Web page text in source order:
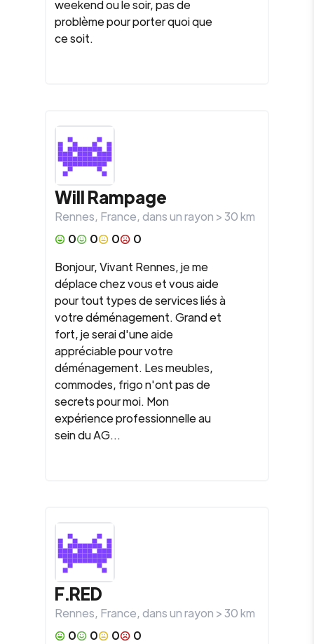
weekend ou le soir, pas de
problème pour porter quoi que
ce soit.
Will Rampage
Rennes, France, dans un rayon >30km
0
0 0
0
Bonjour, Vivant Rennes, je me
déplace chez vous et vous aide
pour tout types de services liés à
votre déménagement. Grand et
fort, je serai d'une aide
appréciable pour votre
déménagement. Les meubles,
commodes, frigo n'ont pas de
secrets pour moi. Mon
expérience professionnelle au
sein du AG...
F.RED
Rennes, France, dans un rayon >30km
0
0 0
0